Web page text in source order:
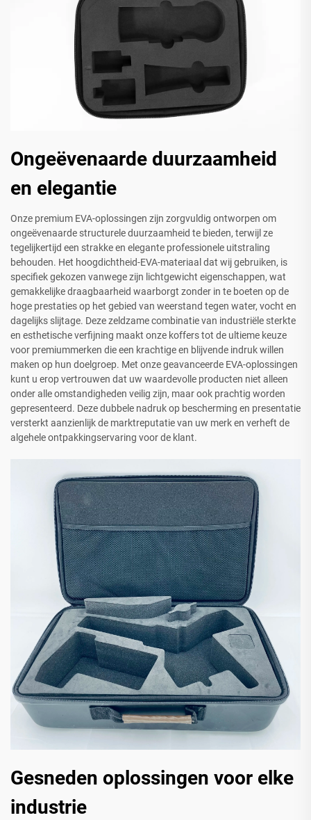
Ongeëvenaarde duurzaamheid
en elegantie
Onze premium EVA-oplossingen zijn zorgvuldig ontworpen om
ongeëvenaarde structurele duurzaamheid te bieden, terwijl ze
tegelijkertijd een strakke en elegante professionele uitstraling
behouden. Het hoogdichtheid-EVA-materiaal dat wij gebruiken, is
specifiek gekozen vanwege zijn lichtgewicht eigenschappen, wat
gemakkelijke draagbaarheid waarborgt zonder in te boeten op de
hoge prestaties op het gebied van weerstand tegen water, vocht en
dagelijks slijtage. Deze zeldzame combinatie van industriële sterkte
en esthetische verfijning maakt onze koffers tot de ultieme keuze
voor premiummerken die een krachtige en blijvende indruk willen
maken op hun doelgroep. Met onze geavanceerde EVA-oplossingen
kunt u erop vertrouwen dat uw waardevolle producten niet alleen
onder alle omstandigheden veilig zijn, maar ook prachtig worden
gepresenteerd. Deze dubbele nadruk op bescherming en presentatie
versterkt aanzienlijk de marktreputatie van uw merk en verheft de
algehele ontpakkingservaring voor de klant.
Gesneden oplossingen voor elke
industrie